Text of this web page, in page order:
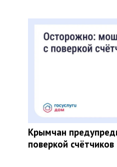
Крымчан
поверкой счётчиков